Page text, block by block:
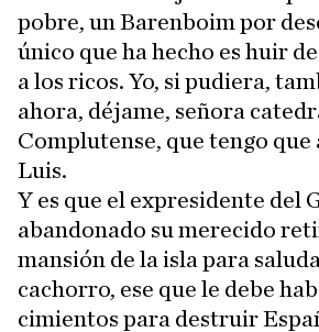
pobre, un Barenboim por
único que ha hecho es huir
a los ricos. Yo, si pudiera,
ahora, déjame, señora
Complutense, que tengo que
Luis.
Y es que el expresidente del
abandonado su merecido
mansión de la isla para
cachorro, ese que le debe
cimientos para destruir